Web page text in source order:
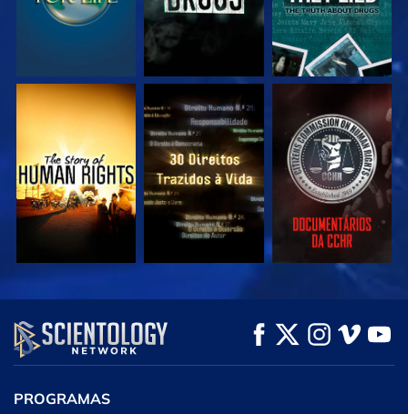
VEJA VEJA VEJA
VEJA EXPLORE A SÉRIE
PROGRAMAS